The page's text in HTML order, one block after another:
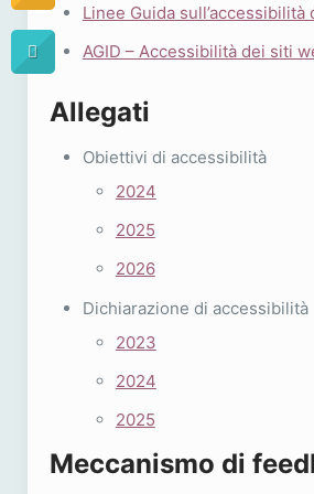
Linee Guida
AGID – Accessibilità dei siti
Allegati
Obiettivi di accessibilità
2024
2025
2026
Dichiarazione di accessibilità
2023
2024
2025
Meccanismo di